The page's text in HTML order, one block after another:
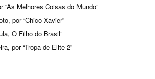
“As Melhores Coisas do Mundo”
por “Chico Xavier”
O Filho do Brasil”
por “Tropa de Elite 2”